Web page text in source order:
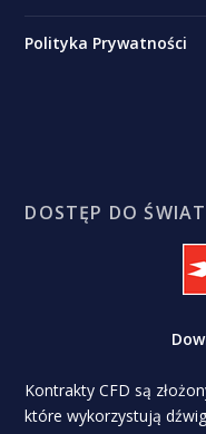
Polityka Prywatności
DOSTĘP DO
Kontrakty CFD są
które wykorzystują